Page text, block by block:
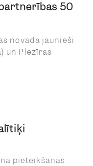
50
novada jaunieši
un Plezīras
pieteikšanās